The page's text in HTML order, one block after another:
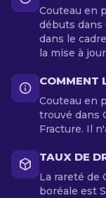
Couteau en
débuts dans
dans le
la mise à
COMMENT
Couteau en
trouvé dans
Fracture. Il
TAUX DE
La rareté de
boréale est